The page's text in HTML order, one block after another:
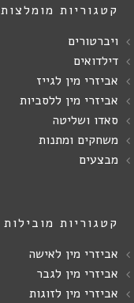
קטגוריות מומלצות
ויברטורים
דילדואים
אביזרי מין לגייז
אביזרי מין ללסביות
סאדו ושליטה
משחקים ומתנות
מבצעים
קטגוריות מובילות
אביזרי מין לאישה
אביזרי מין לגבר
אביזרי מין לזוגות